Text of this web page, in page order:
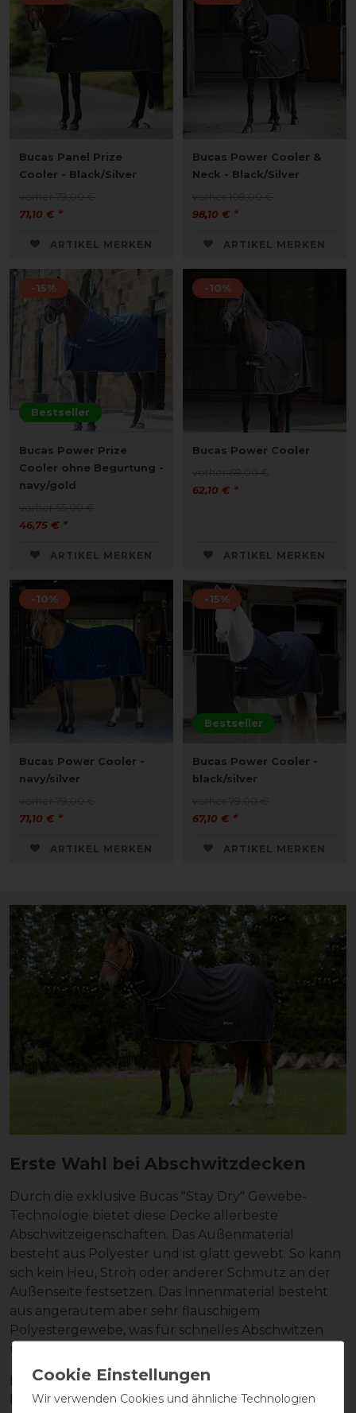
Bucas Panel Prize
Cooler - Black/Silver
71,10 € *
ARTIKEL MERKEN
Bucas Power Cooler &
Neck - Black/Silver
98,10 € *
ARTIKEL MERKEN
Bestseller
-15%
Bucas Power Prize
Cooler ohne Begurtung -
navy/gold
46,75 € *
ARTIKEL MERKEN
-10%
Bucas Power Cooler
62,10 € *
ARTIKEL MERKEN
-10%
Bucas Power Cooler -
navy/silver
71,10 € *
ARTIKEL MERKEN
Bestseller
-15%
Bucas Power Cooler -
black/silver
67,10 € *
ARTIKEL MERKEN
Erste Wahl bei Abschwitzdecken
Durch die exklusive Bucas "Stay Dry" Gewebe-
Technologie bietet diese Decke allerbeste
Abschwitzeigenschaften. Das Außenmaterial
besteht aus Polyester und ist glatt gewebt. So kann
sich kein Heu, Stroh oder anderer Schmutz an der
Außenseite festsetzen. Das Innenmaterial besteht
aus angerautem aber sehr flauschigem
Polyestergewebe, was für schnelles Abschwitzen
und gleichzeitig für Wohlbefinden sorgt.
Die Decke ist sehr leicht - ist aber durch ihre
besonderen Eigenschaften ganzjährig als
Wir verwenden Cookies und ähnliche Technologien